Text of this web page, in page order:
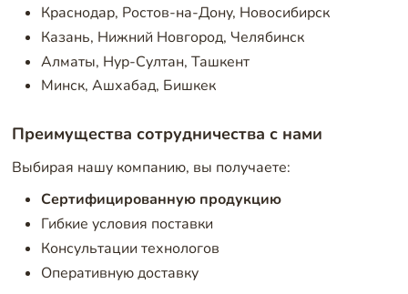
Краснодар, Ростов-на-Дону, Новосибирск
Казань, Нижний Новгород, Челябинск
Алматы, Нур-Султан, Ташкент
Минск, Ашхабад, Бишкек
Преимущества сотрудничества с нами
Выбирая нашу компанию, вы получаете:
Сертифицированную продукцию
Гибкие условия поставки
Консультации технологов
Оперативную доставку